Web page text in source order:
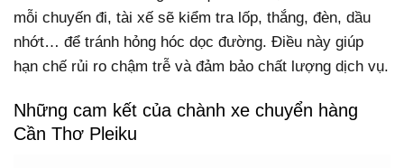
mỗi chuyến đi, tài xế sẽ kiểm tra lốp, thắng, đèn, dầu
nhớt… để tránh hỏng hóc dọc đường. Điều này giúp
hạn chế rủi ro chậm trễ và đảm bảo chất lượng dịch vụ.
Những cam kết của chành xe chuyển hàng
Cần Thơ Pleiku